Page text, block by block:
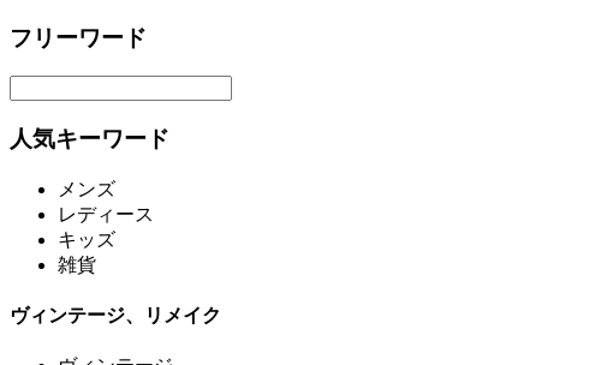
フリーワード
人気キーワード
メンズ
レディース
キッズ
雑貨
ヴィンテージ、リメイク